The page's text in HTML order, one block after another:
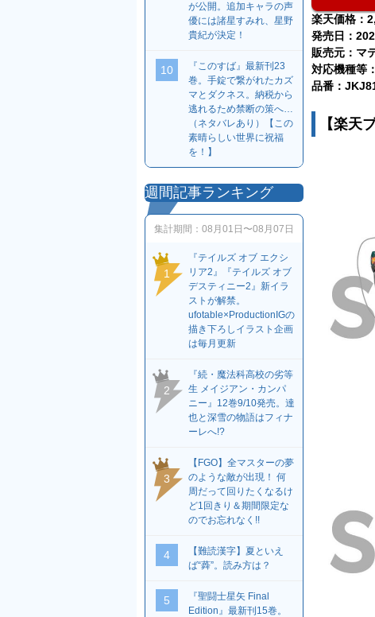
楽天価格：
発売日：
販売元：マ
対応機種等
品番：
【楽天
が公開。追加キャラの声
優には諸星すみれ、星野
貴紀が決定！
10
『このすば』最新刊23
巻。手錠で繋がれたカズ
マとダクネス。納税から
逃れるため禁断の策へ…
（ネタバレあり）【この
素晴らしい世界に祝福
を！】
週間記事ランキング
集計期間： 08月01日〜08月07日
1
『テイルズ オブ エクシ
リア2』『テイルズ オブ
デスティニー2』新イラ
ストが解禁。
ufotable×ProductionIGの
描き下ろしイラスト企画
は毎月更新
2
『続・魔法科高校の劣等
生 メイジアン・カンパ
ニー』12巻9/10発売。達
也と深雪の物語はフィナ
ーレへ!?
3
【FGO】全マスターの夢
のような敵が出現！ 何
周だって回りたくなるけ
ど1回きり＆期間限定な
のでお忘れなく!!
4
【難読漢字】夏といえ
ば“蕣”。読み方は？
5
『聖闘士星矢 Final
Edition』最新刊15巻。